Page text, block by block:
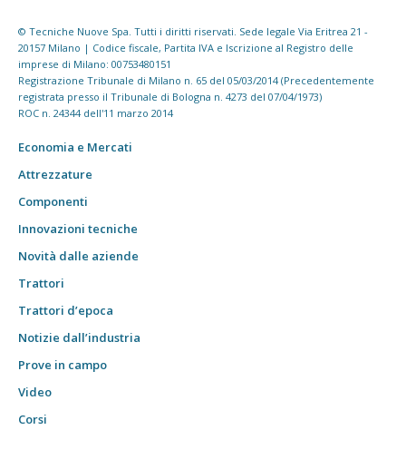
© Tecniche Nuove Spa. Tutti i diritti riservati. Sede legale Via Eritrea 21 -
20157 Milano | Codice fiscale, Partita IVA e Iscrizione al Registro delle
imprese di Milano: 00753480151
Registrazione Tribunale di Milano n. 65 del 05/03/2014 (Precedentemente
registrata presso il Tribunale di Bologna n. 4273 del 07/04/1973)
ROC n. 24344 dell'11 marzo 2014
Economia e Mercati
Attrezzature
Componenti
Innovazioni tecniche
Novità dalle aziende
Trattori
Trattori d’epoca
Notizie dall’industria
Prove in campo
Video
Corsi